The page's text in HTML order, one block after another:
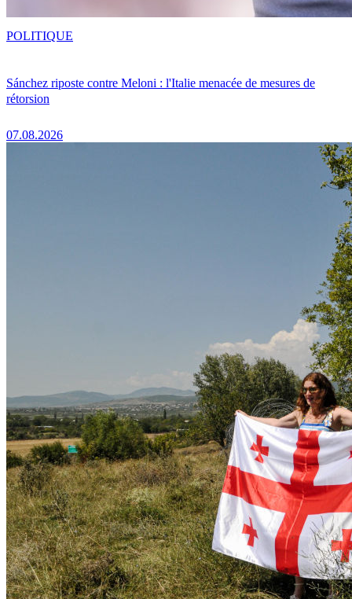
Sánchez riposte contre Meloni : l'Italie menacée de mesures de
rétorsion
07.08.2026
POLITIQUE